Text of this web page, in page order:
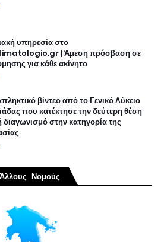
υπηρεσία στο
| Άμεση πρόσβαση σε
για κάθε ακίνητο
βίντεο από το Γενικό Λύκειο
που κατέκτησε την δεύτερη θέση
διαγωνισμό στην κατηγορία της
Νομούς